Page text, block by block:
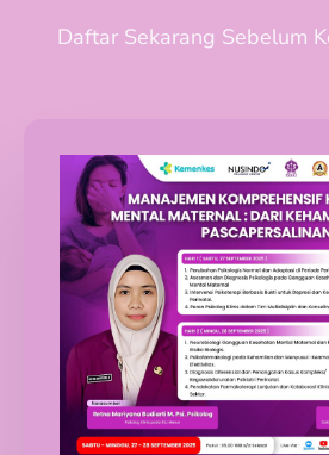
Daftar Sekarang Sebelum